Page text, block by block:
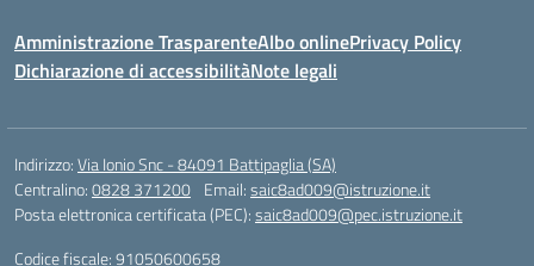
Amministrazione TrasparenteAlbo onlinePrivacy Policy
Dichiarazione di accessibilitàNote legali
Indirizzo:Via Ionio Snc - 84091 Battipaglia (SA)
Centralino:0828 371200 Email:saic8ad009@istruzione.it
Posta elettronica certificata (PEC):saic8ad009@pec.istruzione.it
Codice fiscale: 91050600658